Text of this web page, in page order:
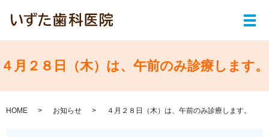
メ
４月２８日（木）は、午前のみ診療します。
HOME お知らせ ４月２８日（木）は、午前のみ診療します。